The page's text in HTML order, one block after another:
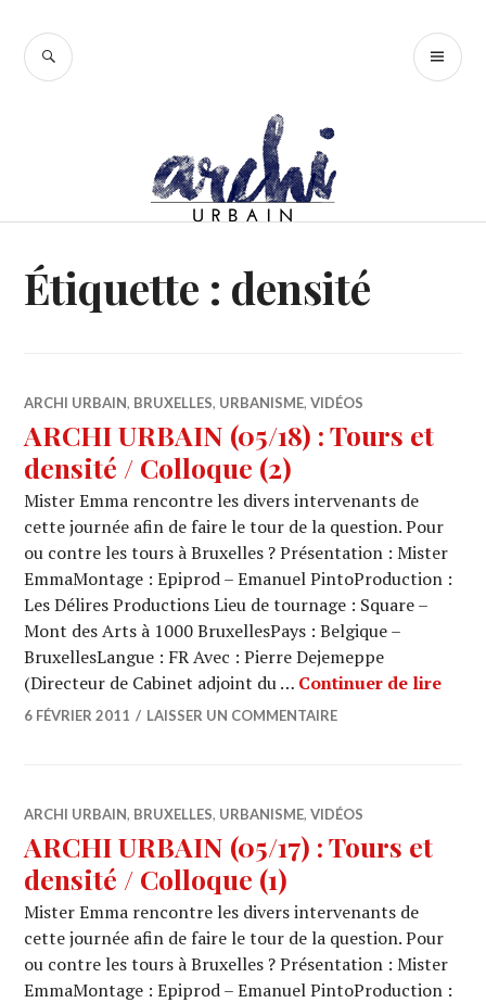
contenu
RECHERCHE
Étiquette : densité
ARCHI URBAIN, BRUXELLES, URBANISME,VIDÉOS
ARCHI URBAIN (05/18) : Tours et
densité / Colloque (2)
Mister Emma rencontre les divers intervenants de
cette journée afin de faire le tour de la question. Pour
ou contre les tours à Bruxelles ? Présentation : Mister
EmmaMontage : Epiprod – Emanuel PintoProduction :
Les Délires Productions Lieu de tournage : Square –
Mont des Arts à 1000 BruxellesPays : Belgique –
BruxellesLangue : FR Avec : Pierre Dejemeppe
(Directeur de Cabinet adjoint du … Continuer de lire
6 FÉVRIER 2011 LAISSER UN COMMENTAIRE
ARCHI URBAIN, BRUXELLES, URBANISME,VIDÉOS
ARCHI URBAIN (05/17) : Tours et
densité / Colloque (1)
Mister Emma rencontre les divers intervenants de
cette journée afin de faire le tour de la question. Pour
ou contre les tours à Bruxelles ? Présentation : Mister
EmmaMontage : Epiprod – Emanuel PintoProduction :